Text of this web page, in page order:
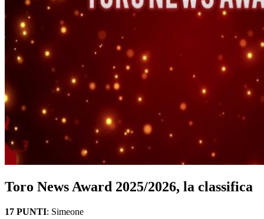
Toro News Award 2025/2026, la classifica
17 PUNTI: Simeone